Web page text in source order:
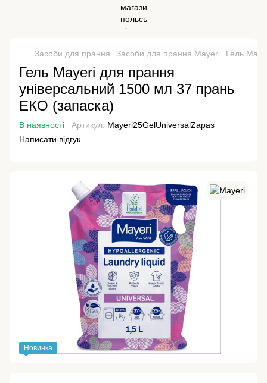
Засоби для прання Засоби для прання Mayeri Гель
Гель Mayeri для прання
універсальний 1500 мл 37 прань
ЕКО (запаска)
В наявності Артикул: Mayeri25GelUniversalZapas
Написати відгук
Новинка